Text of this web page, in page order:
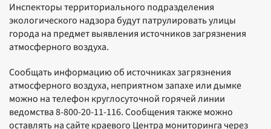
Инспекторы территориального подразделения
экологического надзора будут патрулировать улицы
города на предмет выявления источников загрязнения
атмосферного воздуха.
Cообщать информацию об источниках загрязнения
атмосферного воздуха, неприятном запахе или дымке
можно на телефон круглосуточной горячей линии
ведомства 8-800-20-11-116. Сообщения также можно
оставлять на сайте краевого Центра мониторинга через